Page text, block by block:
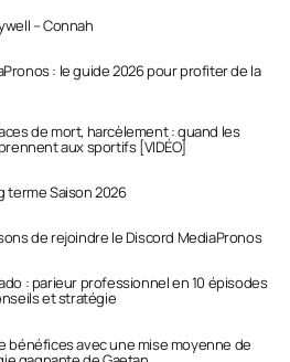
– Connah
: le guide 2026 pour profiter de la
de mort, harcèlement : quand les
aux sportifs [VIDÉO]
terme Saison 2026
de rejoindre le Discord MediaPronos
: parieur professionnel en 10 épisodes
et stratégie
bénéfices avec une mise moyenne de